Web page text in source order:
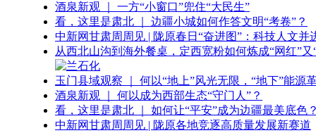
酒泉新观 ｜ 一方“小窗口”兜住“大民生”
看，这里是肃北 ｜ 边疆小城如何作答文明“考卷”？
中新网甘肃周周见 | 陇原春日“奋进图”：科技人文并
从西北山沟到海外餐桌，定西宽粉如何炼成“网红”又
玉门县域观察 ｜ 何以“地上”风光无限，“地下”能源
酒泉新观 ｜ 何以成为西部生态“守门人”？
看，这里是肃北 ｜ 如何让“平安”成为边疆最美底色？
中新网甘肃周周见 | 陇原各地竞逐高质量发展新赛道